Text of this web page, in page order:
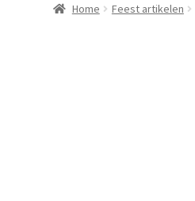
Home Feest artikelen